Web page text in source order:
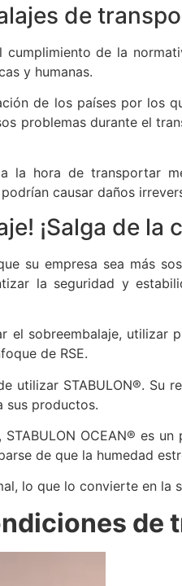
de
de la
y humanas.
de los países por los
problemas durante el
la hora de transportar
causar daños
¡Salga de la
su empresa sea más
la seguridad y
el sobreembalaje,
de RSE.
utilizar STABULON®.
sus productos.
OCEAN® es
de que la humedad
lo que lo convierte en la
de